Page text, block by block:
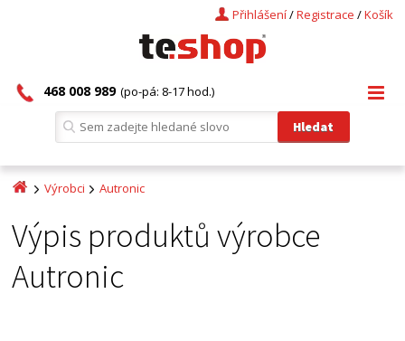
Košík
/
Registrace
/
Přihlášení
468 008 989 (po-pá: 8-17 hod.)
Výrobci Autronic
Výpis produktů výrobce
Autronic